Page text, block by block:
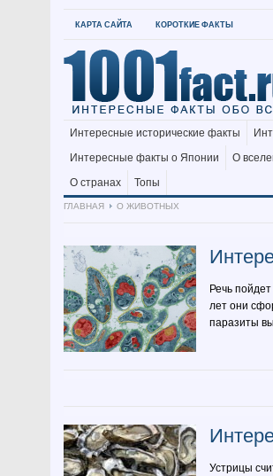
КАРТА САЙТА КОРОТКИЕ ФАКТЫ
Интересные исторические факты
Интересные факты о Японии
О
О странах
Топы
ГЛАВНАЯ
О ЖИВОТНЫХ
Речь
лет они
паразиты
Устрицы